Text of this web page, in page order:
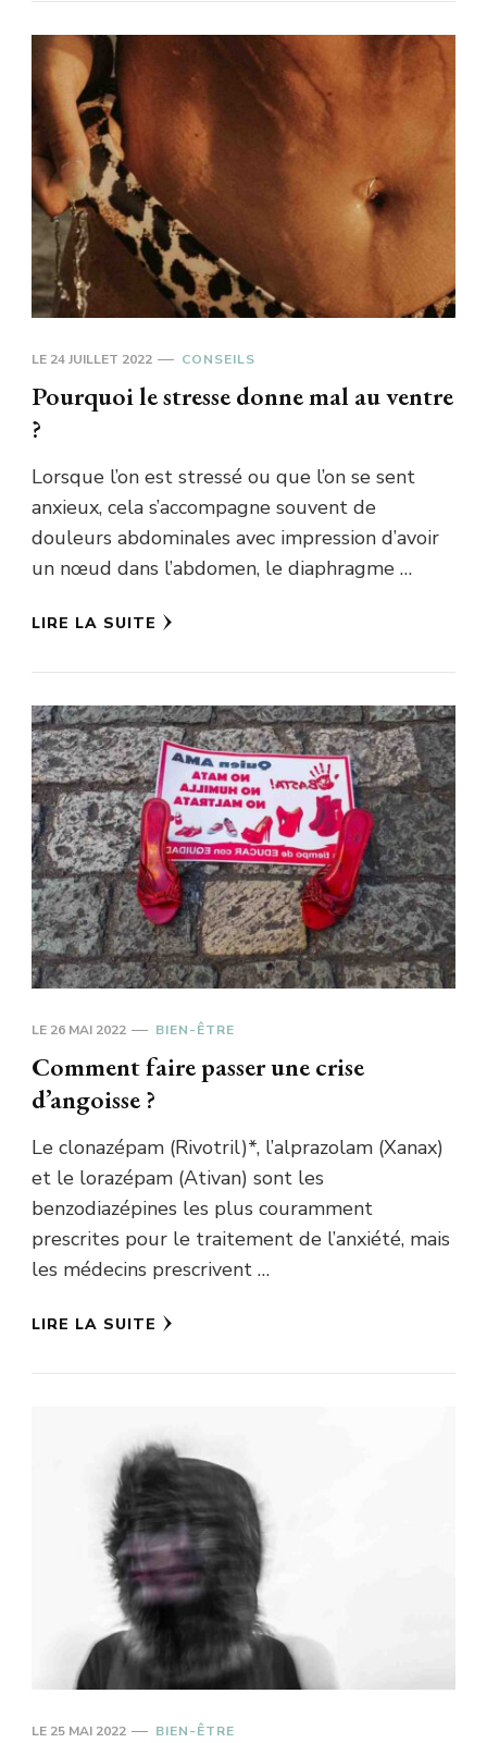
LE 24 JUILLET 2022 CONSEILS
Pourquoi le stresse donne mal au ventre
?
Lorsque l’on est stressé ou que l’on se sent
anxieux, cela s’accompagne souvent de
douleurs abdominales avec impression d’avoir
un nœud dans l’abdomen, le diaphragme …
LIRE LA SUITE
LE 26 MAI 2022 BIEN-ÊTRE
Comment faire passer une crise
d’angoisse ?
Le clonazépam (Rivotril)*, l’alprazolam (Xanax)
et le lorazépam (Ativan) sont les
benzodiazépines les plus couramment
prescrites pour le traitement de l’anxiété, mais
les médecins prescrivent …
LIRE LA SUITE
LE 25 MAI 2022 BIEN-ÊTRE